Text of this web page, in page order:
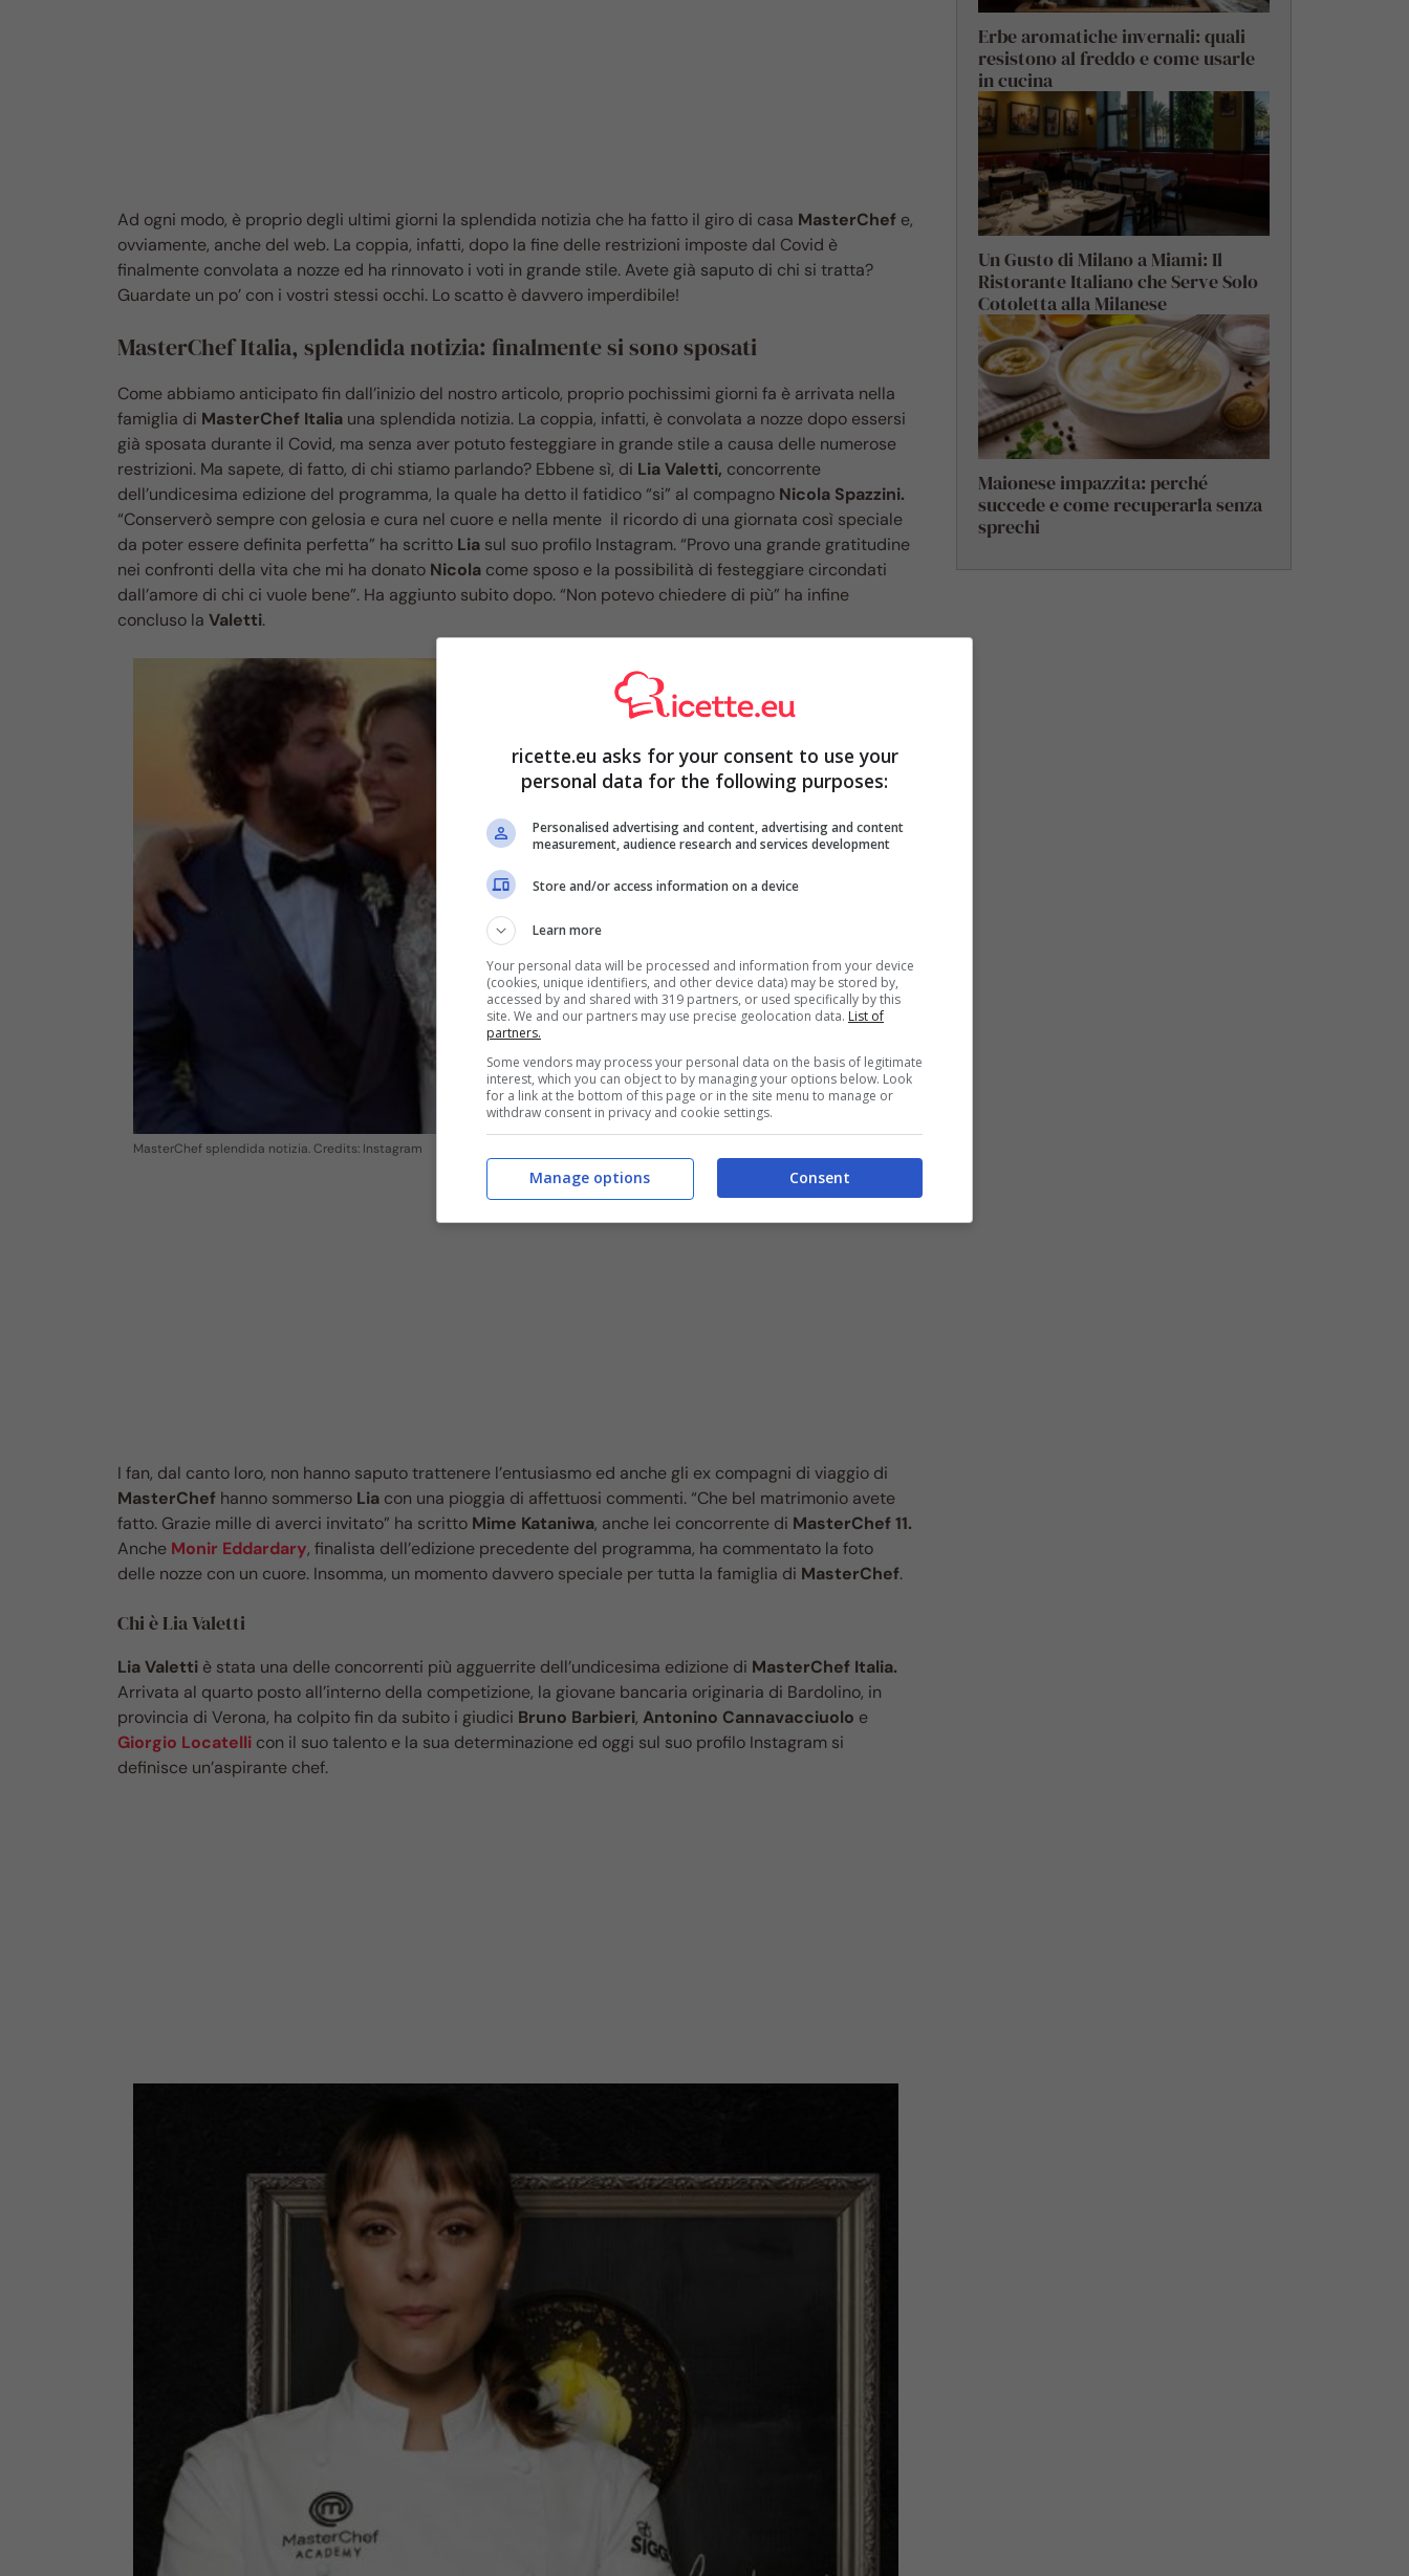
Ad ogni modo, è proprio degli ultimi giorni la splendida notizia che ha fatto il giro di casa MasterChef e,
ovviamente, anche del web. La coppia, infatti, dopo la fine delle restrizioni imposte dal Covid è
finalmente convolata a nozze ed ha rinnovato i voti in grande stile. Avete già saputo di chi si tratta?
Guardate un po’ con i vostri stessi occhi. Lo scatto è davvero imperdibile!
MasterChef Italia, splendida notizia: finalmente si sono sposati
Come abbiamo anticipato fin dall’inizio del nostro articolo, proprio pochissimi giorni fa è arrivata nella
famiglia di MasterChef Italia una splendida notizia. La coppia, infatti, è convolata a nozze dopo essersi
già sposata durante il Covid, ma senza aver potuto festeggiare in grande stile a causa delle numerose
restrizioni. Ma sapete, di fatto, di chi stiamo parlando? Ebbene sì, di Lia Valetti, concorrente
dell’undicesima edizione del programma, la quale ha detto il fatidico “si” al compagno Nicola Spazzini.
“Conserverò sempre con gelosia e cura nel cuore e nella mente il ricordo di una giornata così speciale
da poter essere definita perfetta” ha scritto Lia sul suo profilo Instagram. “Provo una grande gratitudine
nei confronti della vita che mi ha donato Nicola come sposo e la possibilità di festeggiare circondati
dall’amore di chi ci vuole bene”. Ha aggiunto subito dopo. “Non potevo chiedere di più” ha infine
concluso la Valetti.
MasterChef splendida notizia. Credits: Instagram
I fan, dal canto loro, non hanno saputo trattenere l’entusiasmo ed anche gli ex compagni di viaggio di
MasterChef hanno sommerso Lia con una pioggia di affettuosi commenti. “Che bel matrimonio avete
fatto. Grazie mille di averci invitato” ha scritto Mime Kataniwa, anche lei concorrente di MasterChef 11.
Anche Monir Eddardary, finalista dell’edizione precedente del programma, ha commentato la foto
delle nozze con un cuore. Insomma, un momento davvero speciale per tutta la famiglia di MasterChef.
Chi è Lia Valetti
Lia Valetti è stata una delle concorrenti più agguerrite dell’undicesima edizione di MasterChef Italia.
Arrivata al quarto posto all’interno della competizione, la giovane bancaria originaria di Bardolino, in
provincia di Verona, ha colpito fin da subito i giudici Bruno Barbieri, Antonino Cannavacciuolo e
Giorgio Locatelli con il suo talento e la sua determinazione ed oggi sul suo profilo Instagram si
definisce un’aspirante chef.
Erbe aromatiche invernali: quali
resistono al freddo e come usarle
in cucina
Un Gusto di Milano a Miami: Il
Ristorante Italiano che Serve Solo
Cotoletta alla Milanese
Maionese impazzita: perché
succede e come recuperarla senza
sprechi
ricette.eu asks for your consent to use your
personal data for the following purposes:
Personalised advertising and content, advertising and content
measurement, audience research and services development
Store and/or access information on a device
Learn more
Your personal data will be processed and information from your device
(cookies, unique identifiers, and other device data) may be stored by,
accessed by and shared with 319 partners, or used specifically by this
site. We and our partners may use precise geolocation data. List of
partners.
Some vendors may process your personal data on the basis of legitimate
interest, which you can object to by managing your options below. Look
for a link at the bottom of this page or in the site menu to manage or
withdraw consent in privacy and cookie settings.
Consent
Manage options